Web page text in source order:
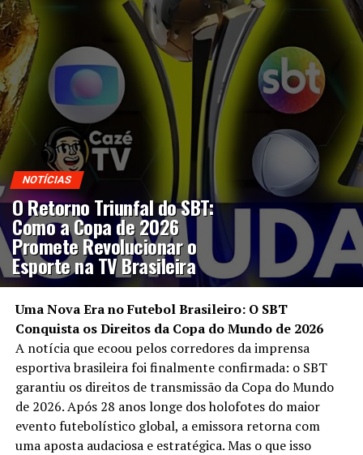
NOTÍCIAS
O Retorno Triunfal do SBT:
Como a Copa de 2026
Promete Revolucionar o
Esporte na TV Brasileira
Uma Nova Era no Futebol Brasileiro: O SBT
Conquista os Direitos da Copa do Mundo de 2026
A notícia que ecoou pelos corredores da imprensa
esportiva brasileira foi finalmente confirmada: o SBT
garantiu os direitos de transmissão da Copa do Mundo
de 2026. Após 28 anos longe dos holofotes do maior
evento futebolístico global, a emissora retorna com
uma aposta audaciosa e estratégica. Mas o que isso